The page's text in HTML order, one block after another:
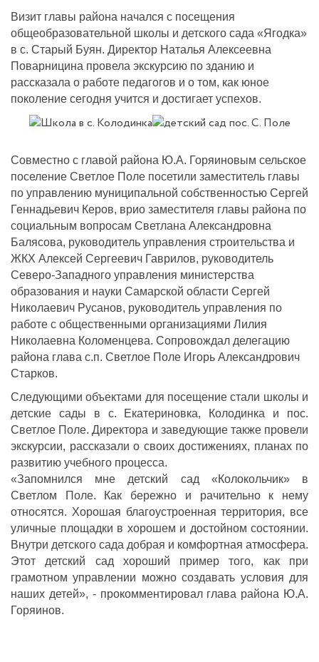
Визит главы района начался с посещения
общеобразовательной школы и детского сада «Ягодка»
в с. Старый Буян. Директор Наталья Алексеевна
Поварницина провела экскурсию по зданию и
рассказала о работе педагогов и о том, как юное
поколение сегодня учится и достигает успехов.
Совместно с главой района Ю.А. Горяиновым сельское
поселение Светлое Поле посетили заместитель главы
по управлению муниципальной собственностью Сергей
Геннадьевич Керов, врио заместителя главы района по
социальным вопросам Светлана Александровна
Балясова, руководитель управления строительства и
ЖКХ Алексей Сергеевич Гаврилов, руководитель
Северо-Западного управления министерства
образования и науки Самарской области Сергей
Николаевич Русанов, руководитель управления по
работе с общественными организациями Лилия
Николаевна Коломенцева. Сопровождал делегацию
района глава с.п. Светлое Поле Игорь Александрович
Старков.
Следующими объектами для посещение стали школы и
детские сады в с. Екатериновка, Колодинка и пос.
Светлое Поле. Директора и заведующие также провели
экскурсии, рассказали о своих достижениях, планах по
развитию учебного процесса.
«Запомнился мне детский сад «Колокольчик» в
Светлом Поле. Как бережно и рачительно к нему
относятся. Хорошая благоустроенная территория, все
уличные площадки в хорошем и достойном состоянии.
Внутри детского сада добрая и комфортная атмосфера.
Этот детский сад хороший пример того, как при
грамотном управлении можно создавать условия для
наших детей», - прокомментировал глава района Ю.А.
Горяинов.